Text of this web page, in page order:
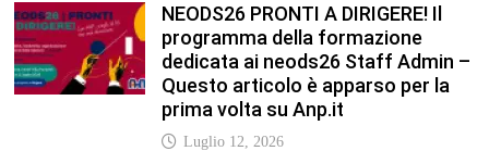
NEODS26 PRONTI A DIRIGERE! Il
programma della formazione
dedicata ai neods26 Staff Admin –
Questo articolo è apparso per la
prima volta su Anp.it
Luglio 12, 2026